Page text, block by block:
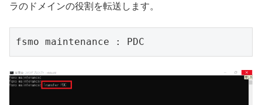
ラのドメインの役割を転送します。
fsmo maintenance : PDC